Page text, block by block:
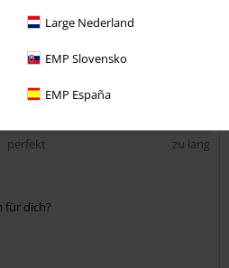
Large Nederland
EMP Slovensko
EMP España
perfekt
perfekt zu lang
für dich?